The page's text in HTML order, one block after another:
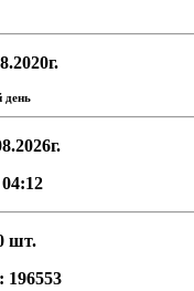
день
шт.
196553